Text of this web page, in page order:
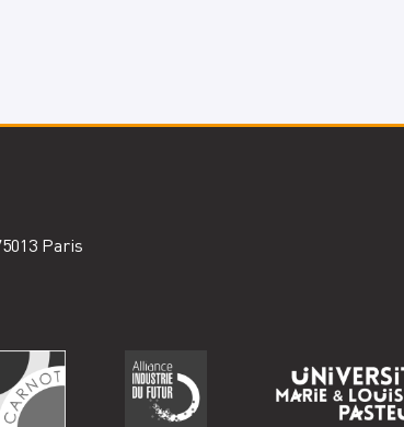
Paris